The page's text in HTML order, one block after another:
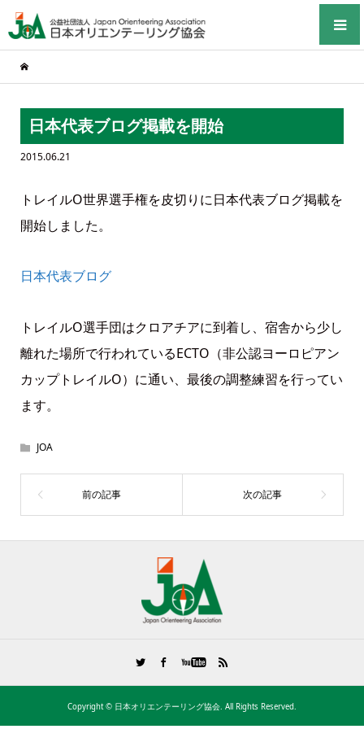
日本代表ブログ掲載を開始
2015.06.21
トレイルO世界選手権を皮切りに日本代表ブログ掲載を
開始しました。
日本代表ブログ
トレイルO選手団はクロアチアに到着し、宿舎から少し
離れた場所で行われているECTO（非公認ヨーロピアン
カップトレイルO）に通い、最後の調整練習を行ってい
ます。
JOA
Copyright © 日本オリエンテーリング協会. All Rights Reserved.